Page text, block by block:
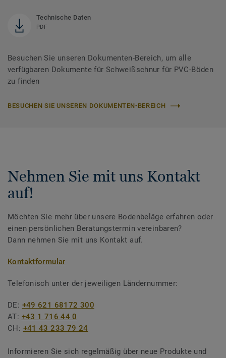
Technische Daten
PDF
Besuchen Sie unseren Dokumenten-Bereich, um alle
verfügbaren Dokumente für Schweißschnur für PVC-Böden
zu finden
BESUCHEN SIE UNSEREN DOKUMENTEN-BEREICH
Nehmen Sie mit uns Kontakt
auf!
Möchten Sie mehr über unsere Bodenbeläge erfahren oder
einen persönlichen Beratungstermin vereinbaren?
Dann nehmen Sie mit uns Kontakt auf.
Kontaktformular
Telefonisch unter der jeweiligen Ländernummer:
DE: +49 621 68172 300
AT: +43 1 716 44 0
CH: +41 43 233 79 24
Informieren Sie sich regelmäßig über neue Produkte und